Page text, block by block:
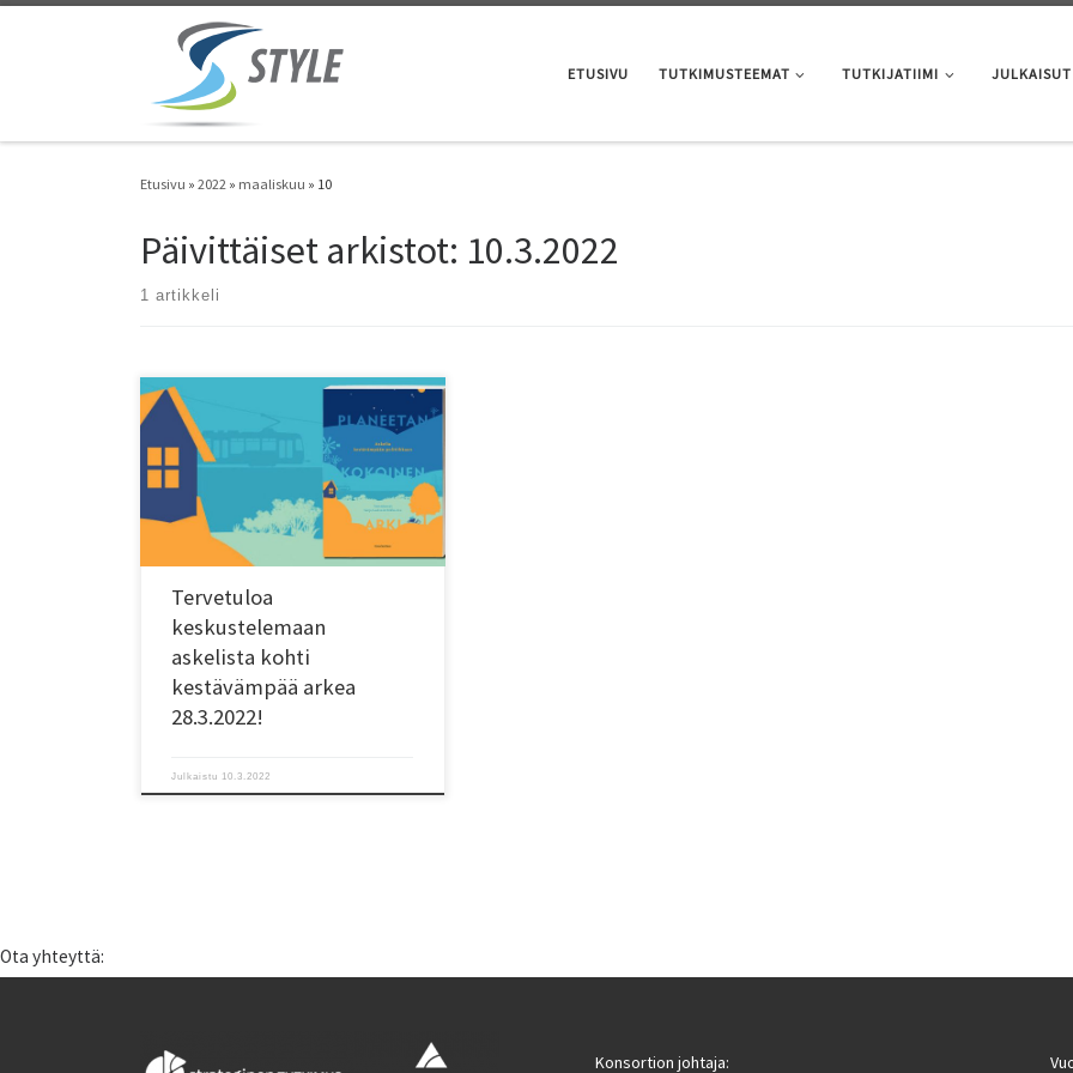
ETUSIVU TUTKIMUSTEEMAT TUTKIJATIIMI JULKAISUT
Etusivu » 2022 » maaliskuu » 10
Päivittäiset arkistot: 10.3.2022
1 artikkeli
Kasvun rajat, ilmastohätätila ja kuudes
joukkosukupuutto ovat asioita, joilta
kenenkään ei pitäisi sulkea silmiään.
Ilmastonmuutoksen ja luontokadon
torjumiseksi tarvitaan kestävyysmurrosta,
jolta kukaan ei voi välttyä ja johon jokainen
voi osallistua. Aktiivisen politiikan ja
kansalaistoiminnan avulla murros voidaan
muuttaa myönteiseksi mahdollisuudeksi.
toimittaman Planeetan kokoinen arki […]
Tervetuloa
keskustelemaan
askelista kohti
kestävämpää arkea
28.3.2022!
Julkaistu 10.3.2022
Ota yhteyttä:
Konsortion johtaja: